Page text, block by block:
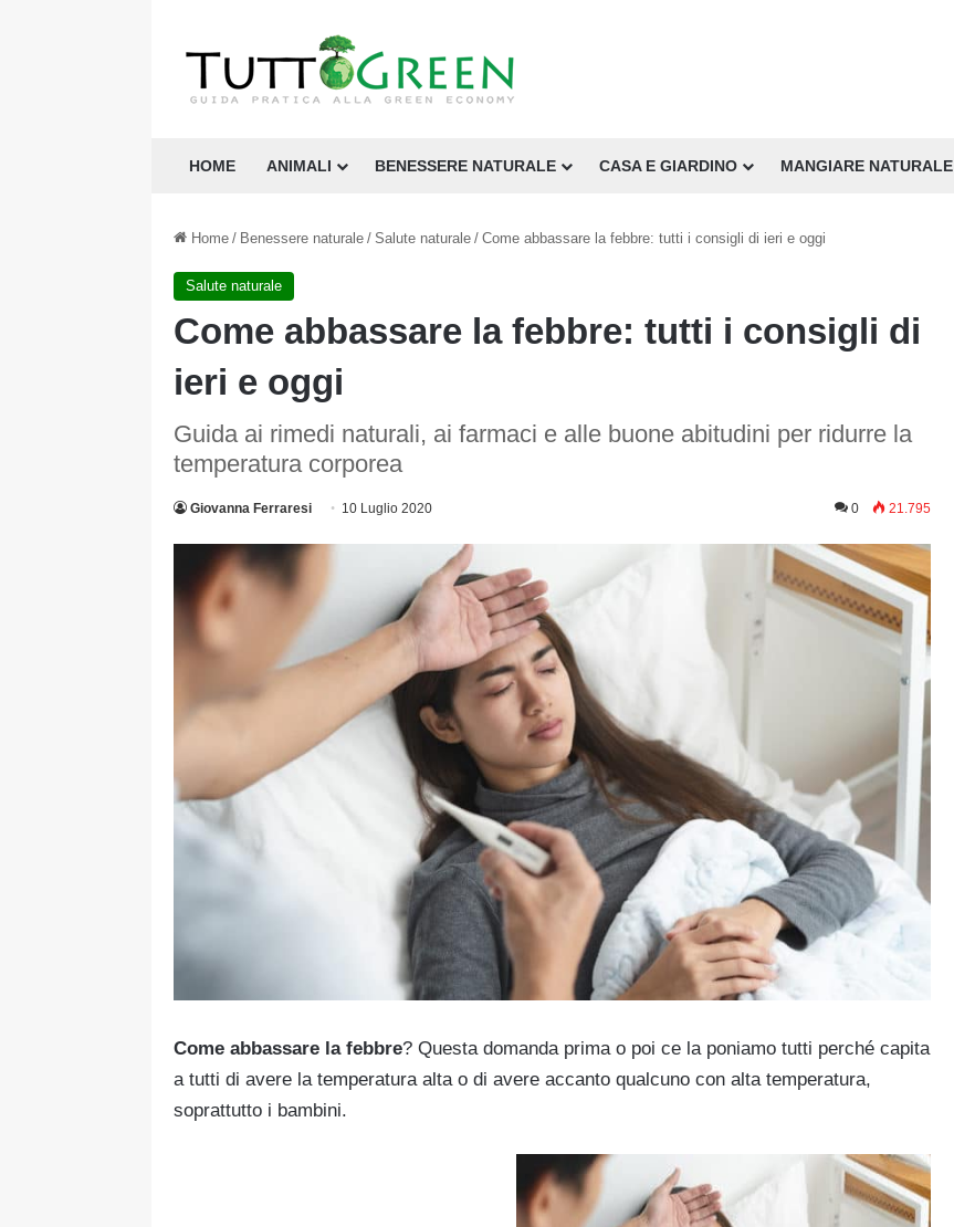
HOME ANIMALI BENESSERE NATURALE CASA E GIARDINO MANGIARE NATURALE
Home / Benessere naturale / Salute naturale / Come abbassare la febbre: tutti i consigli di ieri e oggi
Salute naturale
Come abbassare la febbre: tutti i consigli di
ieri e oggi
Guida ai rimedi naturali, ai farmaci e alle buone abitudini per ridurre la
temperatura corporea
Giovanna Ferraresi 10 Luglio 2020 0 21.795
Come abbassare la febbre? Questa domanda prima o poi ce la poniamo tutti perché capita
a tutti di avere la temperatura alta o di avere accanto qualcuno con alta temperatura,
soprattutto i bambini.